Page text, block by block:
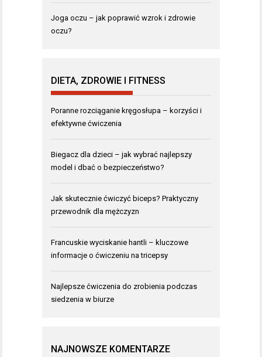
Joga oczu – jak poprawić wzrok i zdrowie
oczu?
DIETA, ZDROWIE I FITNESS
Poranne rozciąganie kręgosłupa – korzyści i
efektywne ćwiczenia
Biegacz dla dzieci – jak wybrać najlepszy
model i dbać o bezpieczeństwo?
Jak skutecznie ćwiczyć biceps? Praktyczny
przewodnik dla mężczyzn
Francuskie wyciskanie hantli – kluczowe
informacje o ćwiczeniu na tricepsy
Najlepsze ćwiczenia do zrobienia podczas
siedzenia w biurze
NAJNOWSZE KOMENTARZE